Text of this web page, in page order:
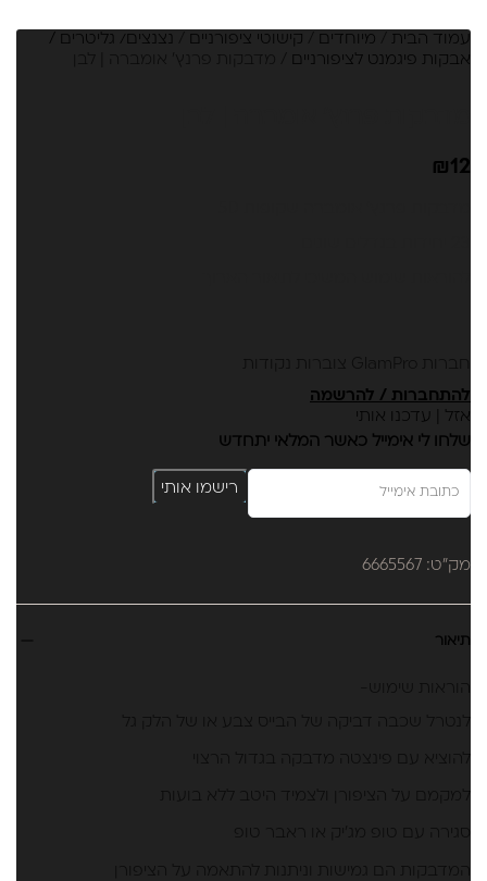
עמוד הבית מיוחדים קישוטי ציפורניים
נצנצים/ גליטרים /
אבקות פיגמנט לציפורניים / מדבקות פרנץ' אומברה | לבן
₪12
להתחברות / להרשמה
אזל | עדכנו אותי
שלחו לי אימייל כאשר המלאי יתחדש
רישמו אותי
מק"ט: 6665567
תיאור
לנטרל שכבה דביקה של הבייס צבע או של הלק גל
להוציא עם פינצטה מדבקה בגדול הרצוי
למקמם על הציפורן ולצמיד היטב ללא בועות
המדבקות הם גמישות וניתנות להתאמה על הציפורן